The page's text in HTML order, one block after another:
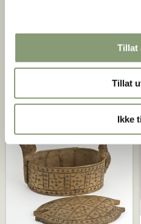
Tillat
Tillat
Ikke
samling var en ølbolle. Totalt har
Se samlingen